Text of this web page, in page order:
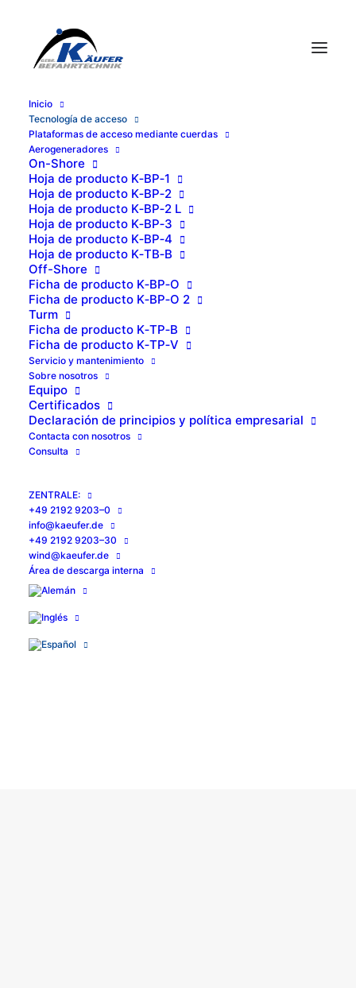
Ini­cio
Tec­no­lo­gía de acceso
Pla­ta­for­mas de acce­so median­te cuerdas
Aero­ge­ne­ra­do­res
On-Sho­re
Hoja de pro­duc­to K‑BP‑1
Hoja de pro­duc­to K‑BP‑2
Hoja de pro­duc­to K‑BP‑2 L
Hoja de pro­duc­to K‑BP‑3
Hoja de pro­duc­to K‑BP‑4
Hoja de pro­duc­to K‑TB‑B
Off-Sho­re
Ficha de pro­duc­to K‑BP‑O
Ficha de pro­duc­to K‑BP‑O 2
Turm
Ficha de pro­duc­to K‑TP‑B
Ficha de pro­duc­to K‑TP‑V
Ser­vi­cio y mantenimiento
Sobre noso­tros
Equi­po
Cer­ti­fi­ca­dos
Decla­ra­ción de prin­ci­pios y polí­ti­ca empresarial
Con­tac­ta con nosotros
Con­sul­ta
ZEN­TRA­LE:
+49 2192 9203–0
info@kaeufer.de
+49 2192 9203–30
wind@kaeufer.de
Área de des­car­ga interna
Sistemas de
accionamiento
Nuestros clientes